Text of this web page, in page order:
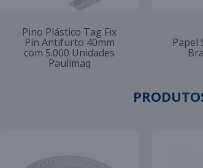
Pino Plástico Tag Fix
Pin Antifurto 40mm
com 5.000 Unidades
Paulimaq
Papel